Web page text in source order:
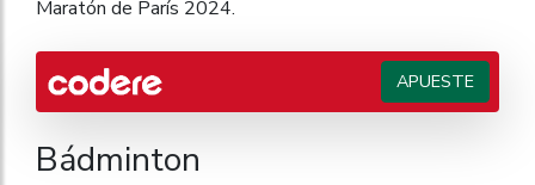
Maratón de París 2024.
APUESTE
Bádminton